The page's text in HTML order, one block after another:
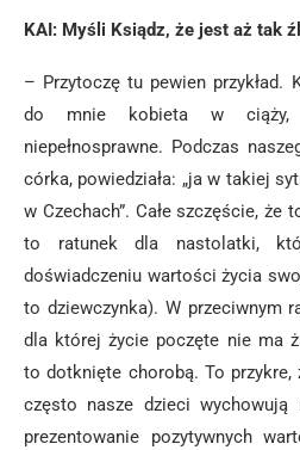
KAI: Myśli Ksiądz, że jest aż tak
– Przytoczę tu pewien przykład.
do mnie kobieta w ciąży,
niepełnosprawne. Podczas
córka, powiedziała: „ja w takiej
w Czechach”. Całe szczęście,
to ratunek dla nastolatki,
doświadczeniu wartości życia
to dziewczynka). W przeciwnym
dla której życie poczęte nie ma
to dotknięte chorobą. To
często nasze dzieci
prezentowanie pozytywnych